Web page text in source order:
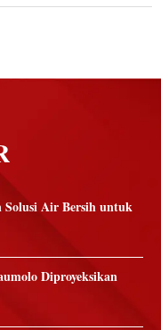
Air Bersih untuk
Diproyeksikan